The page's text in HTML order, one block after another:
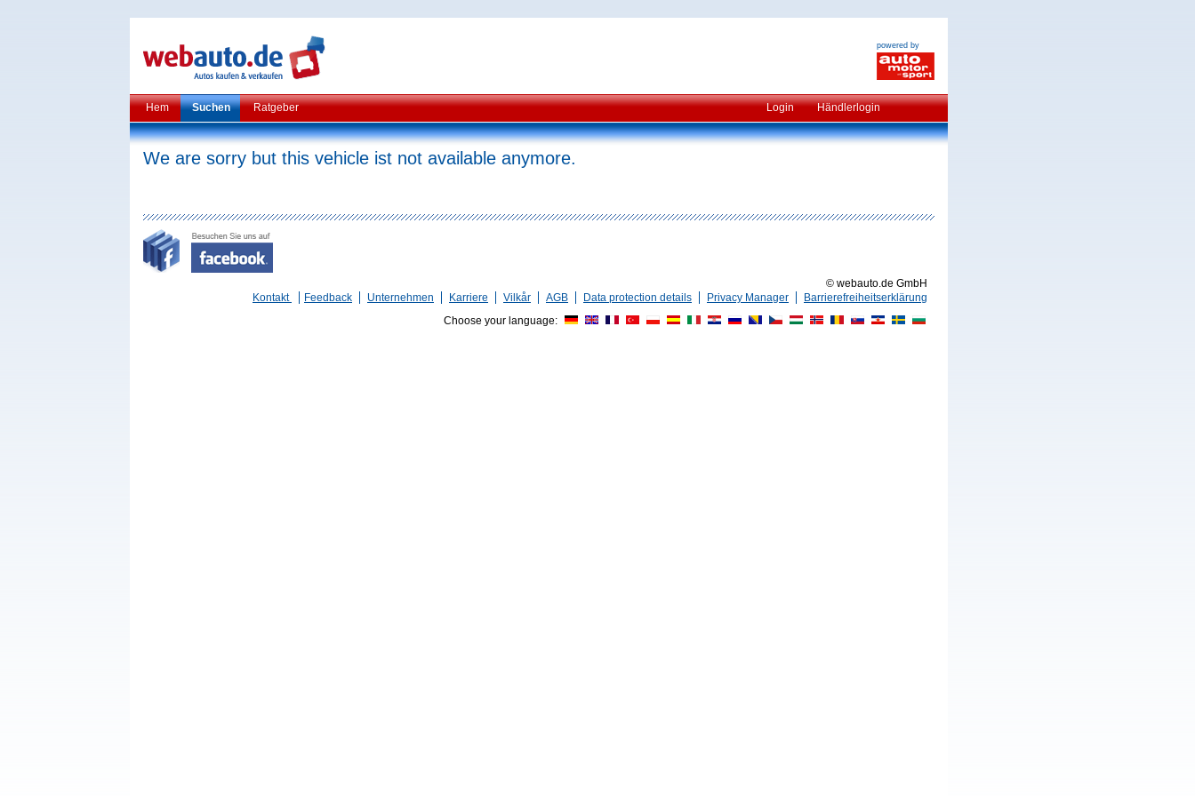
powered by
Hem Suchen Ratgeber Login Händlerlogin
We are sorry but this vehicle ist not available anymore.
© webauto.de GmbH
Kontakt
Feedback Unternehmen Karriere Vilkår AGB Data protection details Privacy Manager
Barrierefreiheitserklärung
Choose your language: